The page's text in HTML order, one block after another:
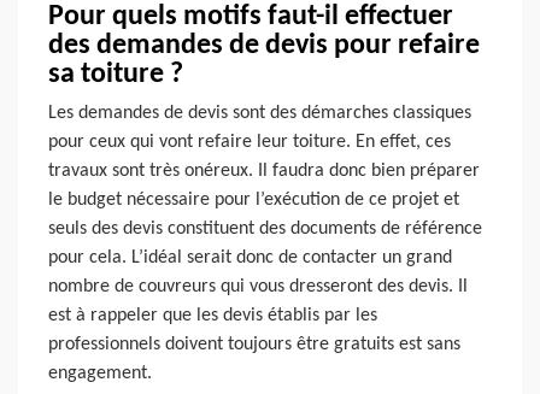
Pour quels motifs faut-il effectuer
des demandes de devis pour refaire
sa toiture ?
Les demandes de devis sont des démarches classiques
pour ceux qui vont refaire leur toiture. En effet, ces
travaux sont très onéreux. Il faudra donc bien préparer
le budget nécessaire pour l’exécution de ce projet et
seuls des devis constituent des documents de référence
pour cela. L’idéal serait donc de contacter un grand
nombre de couvreurs qui vous dresseront des devis. Il
est à rappeler que les devis établis par les
professionnels doivent toujours être gratuits est sans
engagement.